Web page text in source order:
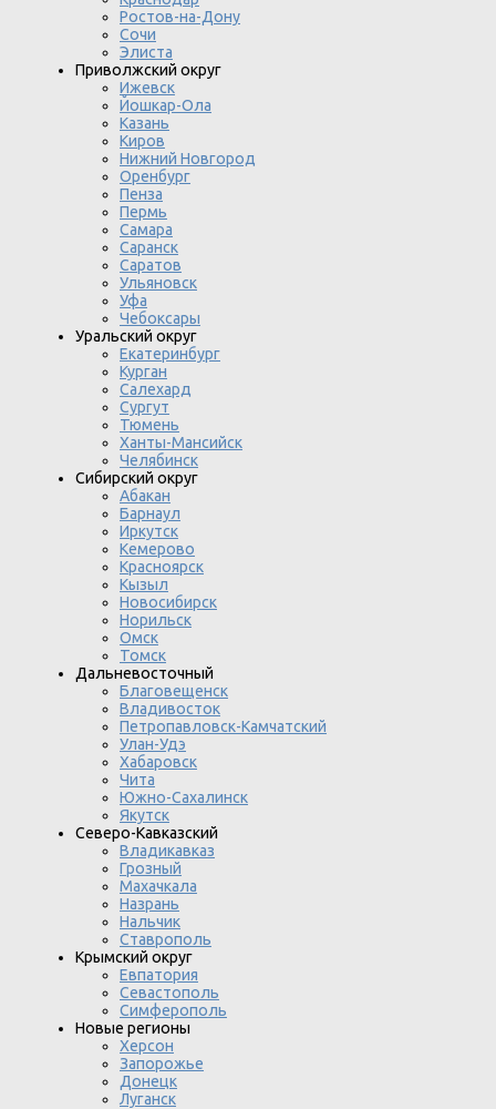
Ростов-на-Дону
Сочи
Элиста
Приволжский округ
Ижевск
Йошкар-Ола
Казань
Киров
Нижний Новгород
Оренбург
Пенза
Пермь
Самара
Саранск
Саратов
Ульяновск
Уфа
Чебоксары
Уральский округ
Екатеринбург
Курган
Салехард
Сургут
Тюмень
Ханты-Мансийск
Челябинск
Сибирский округ
Абакан
Барнаул
Иркутск
Кемерово
Красноярск
Кызыл
Новосибирск
Норильск
Омск
Томск
Дальневосточный
Благовещенск
Владивосток
Петропавловск-Камчатский
Улан-Удэ
Хабаровск
Чита
Южно-Сахалинск
Якутск
Северо-Кавказский
Владикавказ
Грозный
Махачкала
Назрань
Нальчик
Ставрополь
Крымский округ
Евпатория
Севастополь
Симферополь
Новые регионы
Херсон
Запорожье
Донецк
Луганск